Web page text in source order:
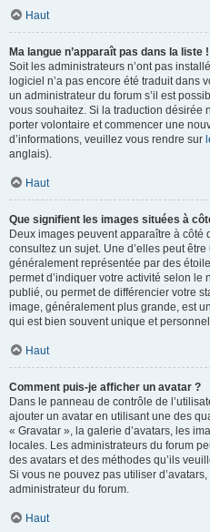
Haut
Ma langue n’apparaît pas dans la liste !
Soit les administrateurs n’ont pas
logiciel n’a pas encore été traduit dans
un administrateur du forum s’il est
vous souhaitez. Si la traduction désirée
porter volontaire et commencer une
d’informations, veuillez vous rendre sur
anglais).
Haut
Que signifient les images situées à
Deux images peuvent apparaître à côté
consultez un sujet. Une d’elles peut
généralement représentée par des
permet d’indiquer votre activité selon
publié, ou permet de différencier votre
image, généralement plus grande, est
qui est bien souvent unique et
Haut
Comment puis-je afficher un avatar ?
Dans le panneau de contrôle de
ajouter un avatar en utilisant une des
« Gravatar », la galerie d’avatars, les
locales. Les administrateurs du forum
des avatars et des méthodes qu’ils
Si vous ne pouvez pas utiliser
administrateur du forum.
Haut